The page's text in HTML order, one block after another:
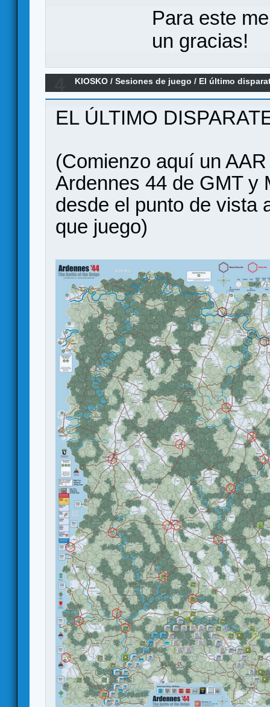
Para este
un gracias!
KIOSKO /Sesiones de juego / El último
EL ÚLTIMO
(Comienzo aquí un
Ardennes 44 de GMT y
desde el punto de vista
que juego)